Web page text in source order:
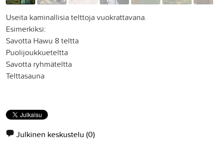
Useita kaminallisia telttoja vuokrattavana.
Esimerkiksi:
Savotta Hawu 8 teltta
Puolijoukkueteltta
Savotta ryhmäteltta
Telttasauna
Julkinen keskustelu (0)